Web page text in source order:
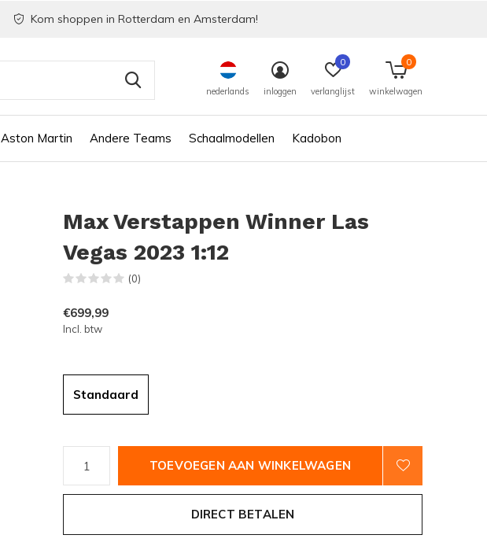
Aston Martin Andere Teams Schaalmodellen Kadobon
nederlands inloggen verlanglijst
0
winkelwagen
0
Kom shoppen in Rotterdam en Amsterdam!
Max Verstappen Winner Las
Vegas 2023 1:12
(0)
€699,99
Incl. btw
Standaard
TOEVOEGEN AAN WINKELWAGEN
DIRECT BETALEN